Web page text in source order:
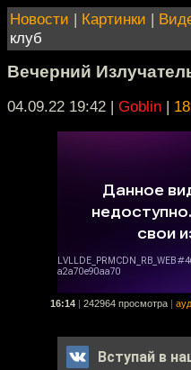
Новости | Картинки |
клуб
Вечерний
04.09.22 19:42 | Goblin |
16:14 242964 просмотра
Вступай в